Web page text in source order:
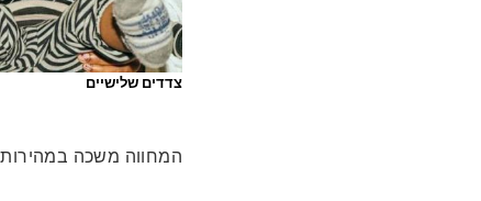
צדדים שלישיים
המחווה משכה